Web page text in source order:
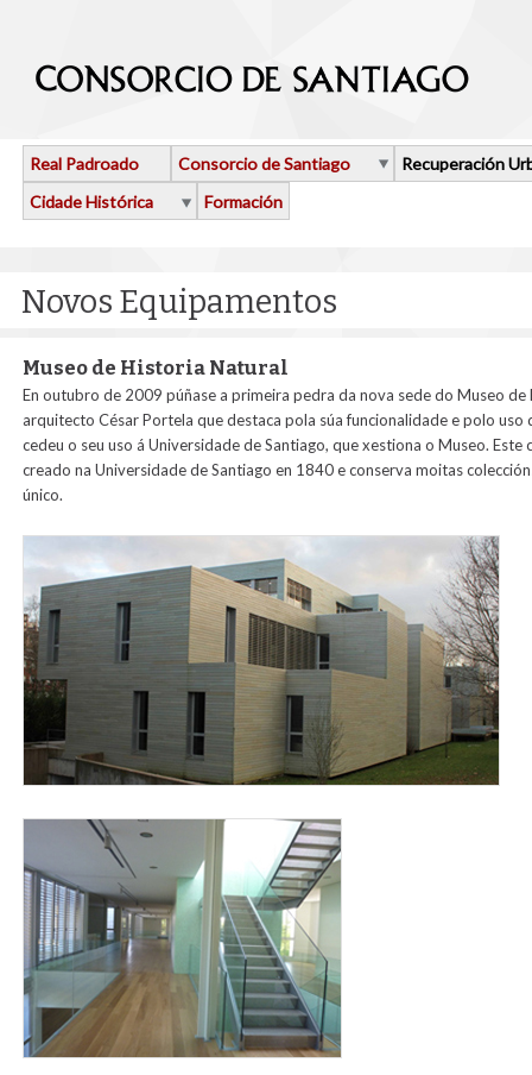
Real Padroado Consorcio de Santiago
Recuperación
Cidade Histórica
Formación
Novos Equipamentos
Museo de Historia Natural
En outubro de 2009 púñase a primeira pedra da nova sede do Museo
arquitecto César Portela que destaca pola súa funcionalidade e polo uso
cedeu o seu uso á Universidade de Santiago, que xestiona o Museo.
creado na Universidade de Santiago en 1840 e conserva moitas
único.
museo_historial_natural_2_para_web.jpg